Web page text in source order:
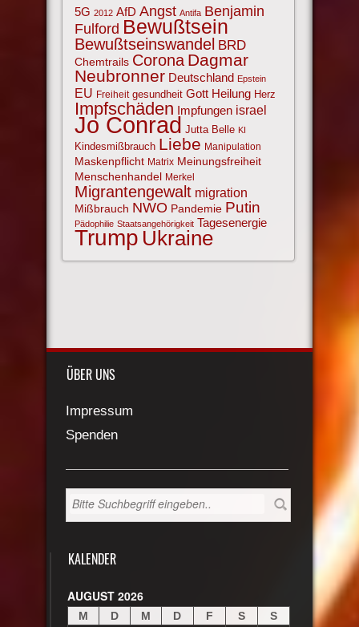
5G 2012 AfD Angst Antifa Benjamin
Fulford Bewußtsein
Bewußtseinswandel BRD
Chemtrails Corona Dagmar
Neubronner Deutschland Epstein
EU Freiheit gesundheit Gott Heilung Herz
Impfschäden Impfungen israel
Jo Conrad Jutta Belle KI
Kindesmißbrauch Liebe Manipulation
Maskenpflicht Matrix Meinungsfreiheit
Menschenhandel Merkel
Migrantengewalt migration
Mißbrauch NWO Pandemie Putin
Pädophilie Staatsangehörigkeit Tagesenergie
Trump Ukraine
ÜBER UNS
Impressum
Spenden
KALENDER
AUGUST 2026
M D M D F S
S